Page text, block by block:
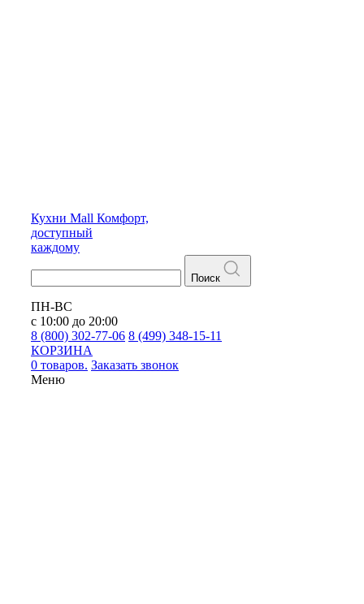
Кухни Mall Комфорт,
доступный
каждому
Поиск
ПН-ВС
с 10:00 до 20:00
8 (800) 302-77-06 8 (499) 348-15-11
КОРЗИНА
0 товаров. Заказать звонок
Меню